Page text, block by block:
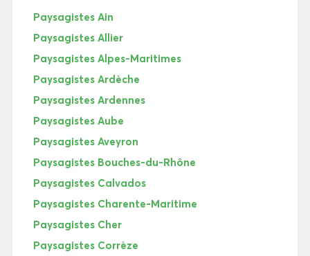
Paysagistes Ain
Paysagistes Allier
Paysagistes Alpes-Maritimes
Paysagistes Ardèche
Paysagistes Ardennes
Paysagistes Aube
Paysagistes Aveyron
Paysagistes Bouches-du-Rhône
Paysagistes Calvados
Paysagistes Charente-Maritime
Paysagistes Cher
Paysagistes Corrèze